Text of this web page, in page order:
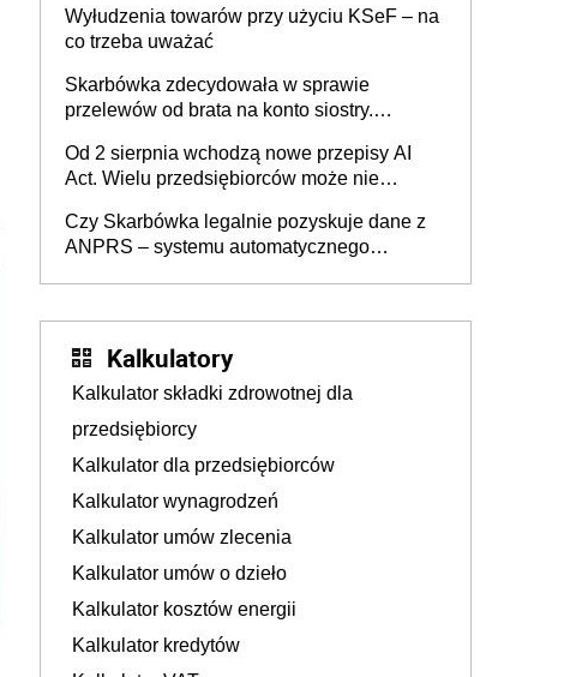
Wyłudzenia towarów przy użyciu KSeF – na
co trzeba uważać
Skarbówka zdecydowała w sprawie
przelewów od brata na konto siostry.
darowizna, ale podatku jednak nie będzie
Od 2 sierpnia wchodzą nowe przepisy AI
Act. Wielu przedsiębiorców może nie
Czy Skarbówka legalnie pozyskuje dane z
ANPRS – systemu automatycznego
Kalkulatory
Kalkulator składki zdrowotnej dla
przedsiębiorcy
Kalkulator dla przedsiębiorców
Kalkulator wynagrodzeń
Kalkulator umów zlecenia
Kalkulator umów o dzieło
Kalkulator kosztów energii
Kalkulator kredytów